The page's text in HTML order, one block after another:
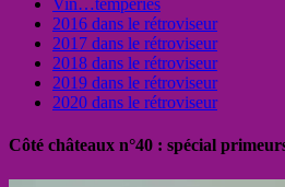
Vin…tempéries
2016 dans le rétroviseur
2017 dans le rétroviseur
2018 dans le rétroviseur
2019 dans le rétroviseur
2020 dans le rétroviseur
Côté châteaux n°40 : spécial